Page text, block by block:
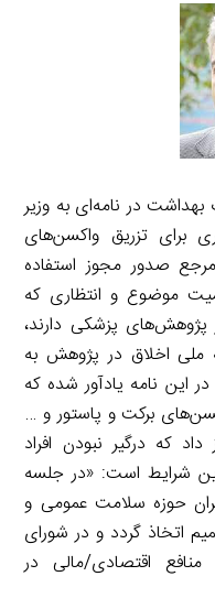
در نامه‌ای به وزیر
برای تزریق واکسن‌های
صدور مجوز استفاده
موضوع و انتظاری که
پژوهش‌های پزشکی دارند،
ملی اخلاق در پژوهش به
این نامه یادآور شده که
برکت و پاستور و …
که درگیر نبودن افراد
شرایط است: «در جلسه
حوزه سلامت عمومی و
اتخاذ گردد و در شورای
منافع اقتصادی/مالی در